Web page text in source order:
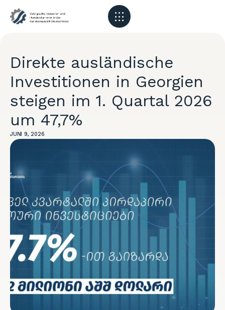
Direkte ausländische
Investitionen in Georgien
steigen im 1. Quartal 2026
um 47,7%
JUNI 9, 2026